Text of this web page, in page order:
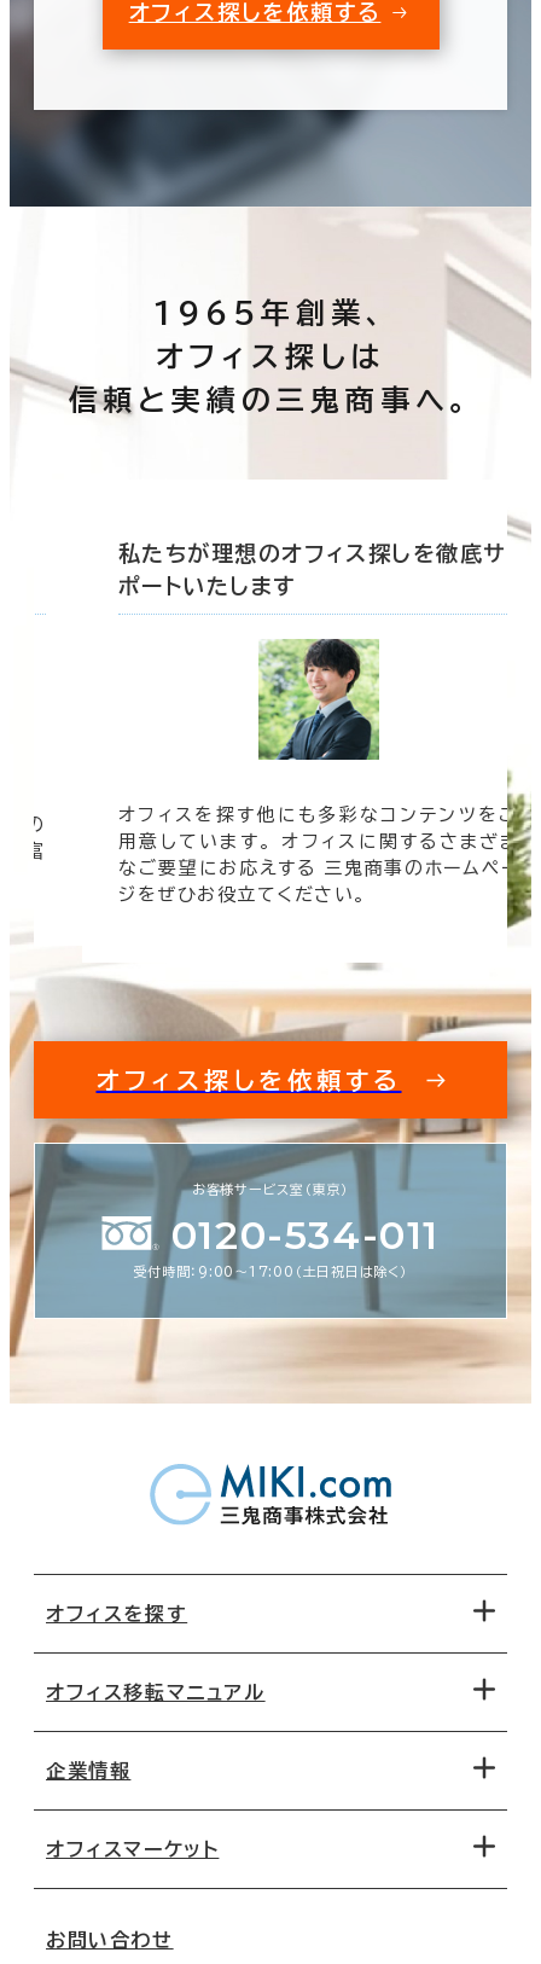
オフィス探しを依頼する
1965年創業、
オフィス探しは
信頼と実績の三鬼商事へ。
の
豊富
私たちが理想のオフィス探しを徹底サ
ポートいたします
オフィスを探す他にも多彩なコンテンツをご
用意しています。 オフィスに関するさまざま
なご要望にお応えする 三鬼商事のホームペー
ジをぜひお役立てください。
オフィス探しを依頼する
お客様サービス室（東京）
0120-534-011
受付時間：9:00〜17:00（土日祝日は除く）
オフィスを探す
地図から探す
路線・駅から探す
オフィス移転マニュアル
移転コストシミュレーション
移転スケジュール
オフィス移転Q&A
企業情報
オフィスマーケット
お問い合わせ